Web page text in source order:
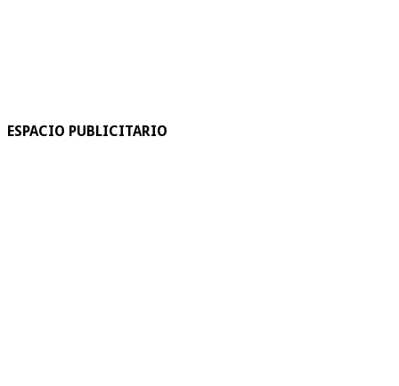
ESPACIO PUBLICITARIO